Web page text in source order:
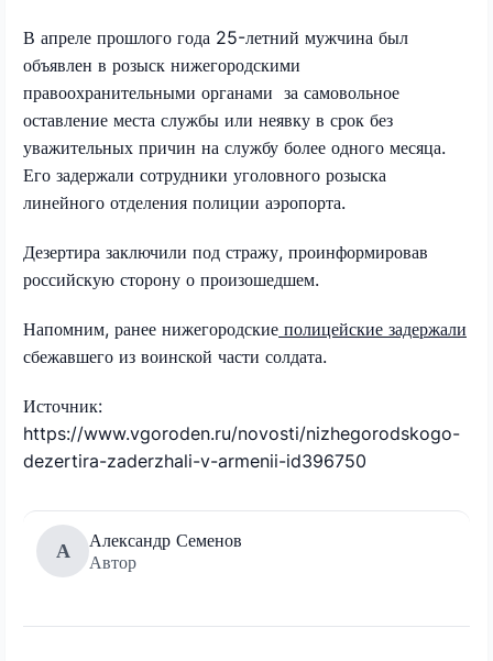
В апреле прошлого года 25-летний мужчина был
объявлен в розыск нижегородскими
правоохранительными органами за самовольное
оставление места службы или неявку в срок без
уважительных причин на службу более одного месяца.
Его задержали сотрудники уголовного розыска
линейного отделения полиции аэропорта.
Дезертира заключили под стражу, проинформировав
российскую сторону о произошедшем.
Напомним, ранее нижегородские полицейские задержали
сбежавшего из воинской части солдата.
Источник:
https://www.vgoroden.ru/novosti/nizhegorodskogo-
dezertira-zaderzhali-v-armenii-id396750
А
Александр Семенов
Автор